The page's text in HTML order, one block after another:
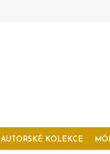
AUTORSKÉ KOLEKCE